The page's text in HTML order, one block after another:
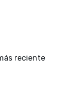
reciente